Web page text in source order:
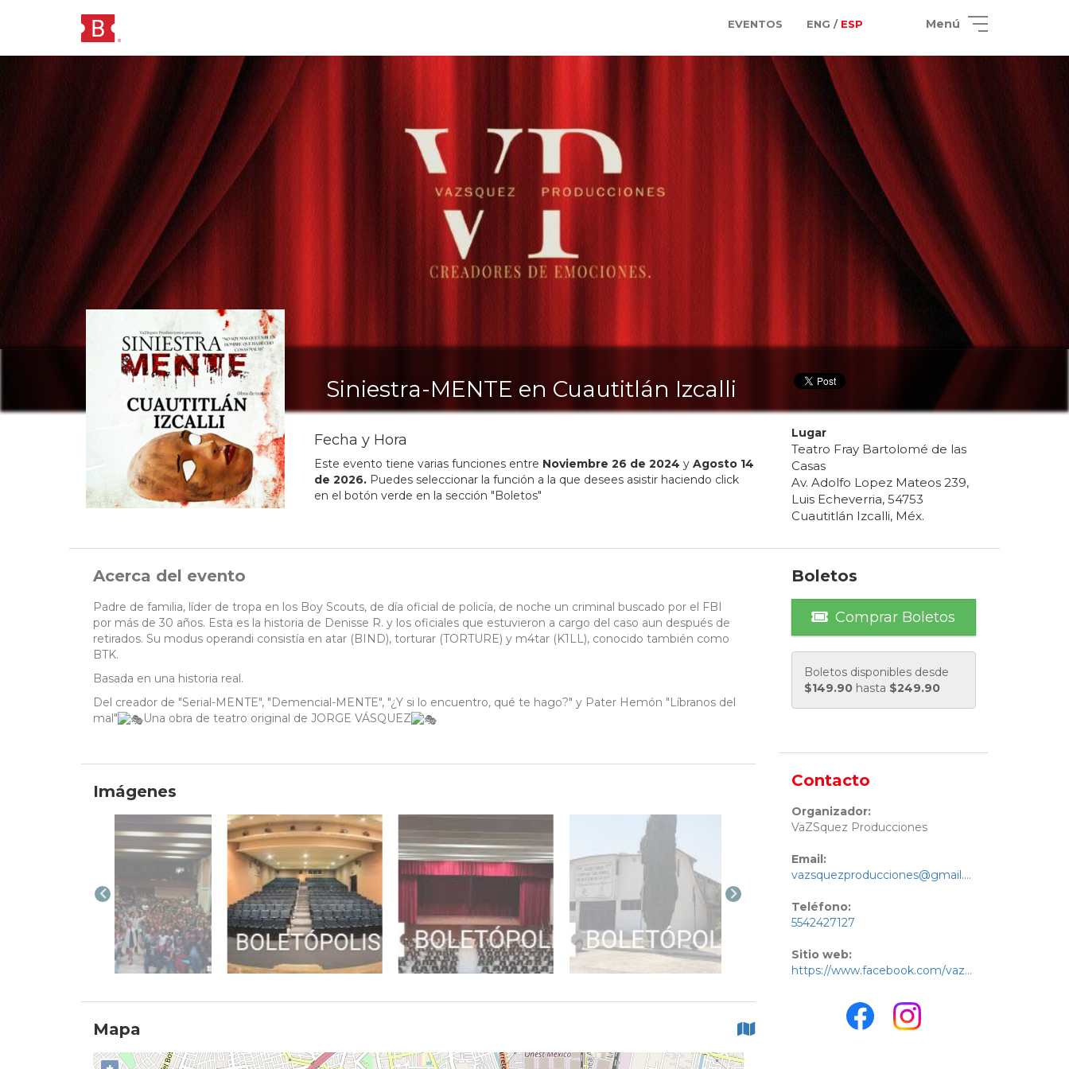
EVENTOS ENG / ESP Menú
Siniestra-MENTE en Cuautitlán Izcalli
Fecha y Hora
Este evento tiene varias funciones entre Noviembre 26 de 2024 y Agosto 14
de 2026.Puedes seleccionar la función a la que desees asistir haciendo click
en el botón verde en la sección "Boletos"
Lugar
Teatro Fray Bartolomé de las
Casas
Av. Adolfo Lopez Mateos 239,
Luis Echeverria, 54753
Cuautitlán Izcalli, Méx.
Acerca del evento
Padre de familia, líder de tropa en los Boy Scouts, de día oficial de policía, de noche un criminal buscado por el FBI
por más de 30 años. Esta es la historia de Denisse R. y los oficiales que estuvieron a cargo del caso aun después de
retirados. Su modus operandi consistía en atar (BIND), torturar (TORTURE) y m4tar (K1LL), conocido también como
BTK.
Basada en una historia real.
Del creador de "Serial-MENTE", "Demencial-MENTE", "¿Y si lo encuentro, qué te hago?" y Pater Hemón "Líbranos del
mal"
Una obra de teatro original de JORGE VÁSQUEZ
Imágenes
Mapa
Boletos
Comprar Boletos
Boletos disponibles desde
$149.90hasta $249.90
Contacto
Organizador:
VaZSquez Producciones
Email:
vazsquezproducciones@gmail.com
Teléfono:
5542427127
Sitio web:
https://www.facebook.com/vazsquezproducciones